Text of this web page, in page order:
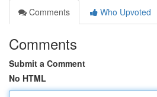
Comments
Who Upvoted
Comments
Submit a Comment
No HTML